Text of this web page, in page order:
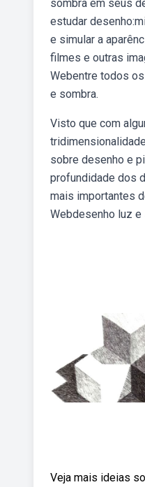
sombra em seus
estudar
e simular a
filmes e outras
Webentre todos
e sombra.
Visto que com
sobre desenho e
profundidade dos
mais importantes
Webdesenho luz e
Veja mais ideias